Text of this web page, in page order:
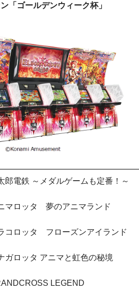
「ゴールデンウィーク杯」
郎電鉄 ～メダルゲームも定番！～
マロッタ 夢のアニマランド
コロッタ フローズンアイランド
ガロッタ アニマと虹色の秘境
LEGEND